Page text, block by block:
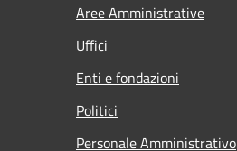
Aree Amministrative
Uffici
Enti e fondazioni
Politici
Personale Amministrativo